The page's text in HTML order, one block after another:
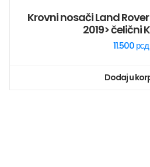
Krovni nosači Land
2019> čelični
11.500 рсд
Dodaj u